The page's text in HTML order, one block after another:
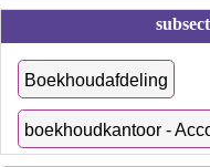
Boekhoudafdeling
boekhoudkantoor -